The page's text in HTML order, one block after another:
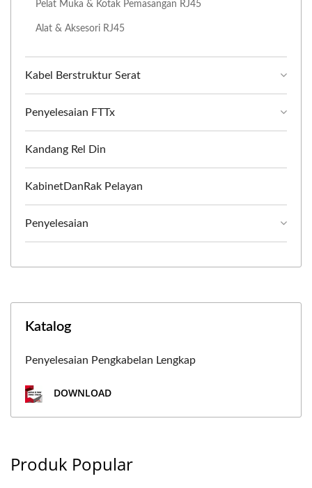
Pelat Muka & Kotak Pemasangan RJ45
Alat & Aksesori RJ45
Kabel Berstruktur Serat
Penyelesaian FTTx
Kandang Rel Din
KabinetDanRak Pelayan
Penyelesaian
Katalog
Penyelesaian Pengkabelan Lengkap
DOWNLOAD
Produk Popular